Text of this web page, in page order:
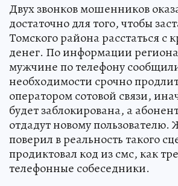
Двух звонков мошенников
достаточно для того, чтобы
Томского района расстаться с
денег. По информации
мужчине по телефону
необходимости срочно
оператором сотовой связи,
будет заблокирована, а
отдадут новому
поверил в реальность такого
продиктовал код из смс, как
телефонные собеседники.